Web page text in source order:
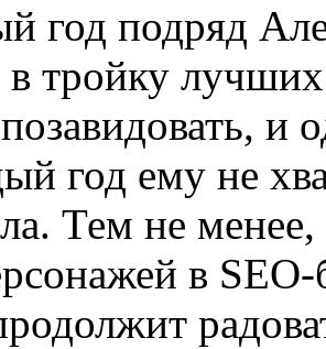
год подряд
в тройку
и
год ему не
Тем не
в